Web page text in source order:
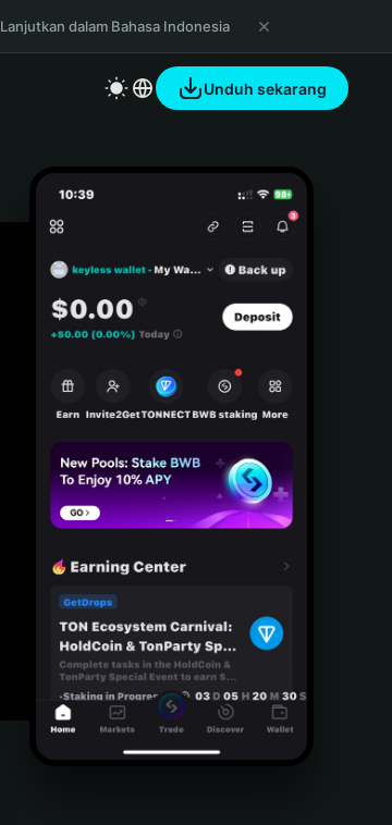
Lanjutkan dalam Bahasa Indonesia
Unduh sekarang